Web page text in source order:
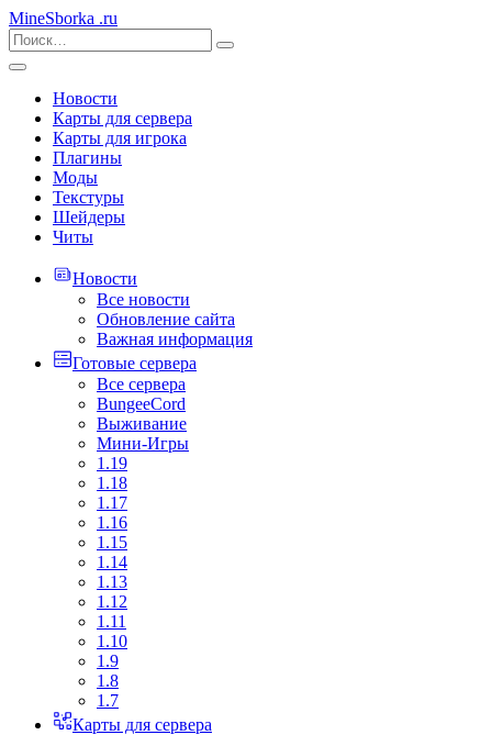
MineSborka .ru
Новости
Карты для сервера
Карты для игрока
Плагины
Моды
Текстуры
Шейдеры
Читы
Новости
Все новости
Обновление сайта
Важная информация
Готовые сервера
Все сервера
BungeeCord
Выживание
Мини-Игры
1.19
1.18
1.17
1.16
1.15
1.14
1.13
1.12
1.11
1.10
1.9
1.8
1.7
Карты для сервера